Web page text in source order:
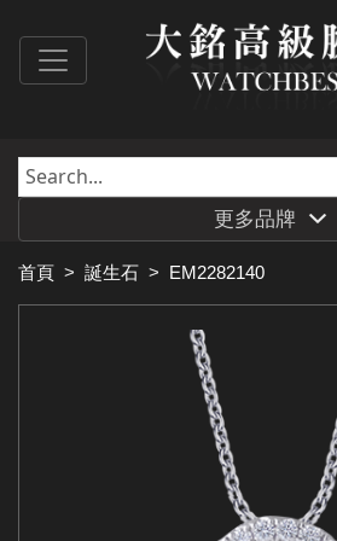
更多品牌
首頁 > 誕生石 > EM2282140